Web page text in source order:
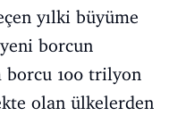
yılki büyüme
borcun
borcu 100 trilyon
olan ülkelerden